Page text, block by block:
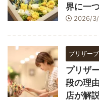
界に一
2026/
プリザー
プリザ
段の理
店が解